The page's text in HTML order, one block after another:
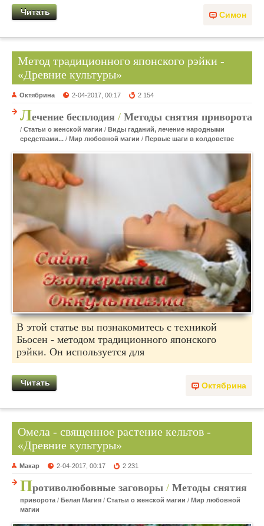
Симон
Читать
Метод традиционного японского рэйки -
«Древние культуры»
Октябрина 2-04-2017, 00:17 2 154
Лечение бесплодия / Методы снятия приворота
/ Статьи о женской магии / Виды гаданий, лечение народными
средствами... / Мир любовной магии / Первые шаги в колдовстве
В этой статье вы познакомитесь с техникой
Бьосен - методом традиционного японского
рэйки. Он используется для
Октябрина
Читать
Омела - священное растение кельтов -
«Древние культуры»
Макар 2-04-2017, 00:17 2 231
Противолюбовные заговоры / Методы снятия
приворота / Белая Магия / Статьи о женской магии / Мир любовной
магии